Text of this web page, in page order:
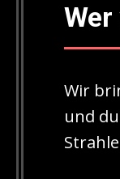
Wir
und